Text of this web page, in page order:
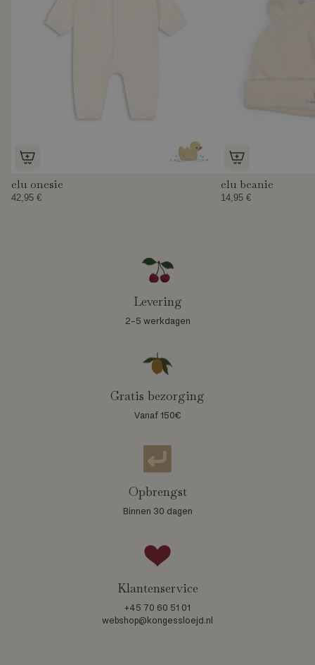
elu onesie
42,95 €
elu beanie
14,95 €
Levering
2-5 werkdagen
Gratis bezorging
Vanaf 150€
Opbrengst
Binnen 30 dagen
Klantenservice
+45 70 60 51 01
webshop@kongessloejd.nl